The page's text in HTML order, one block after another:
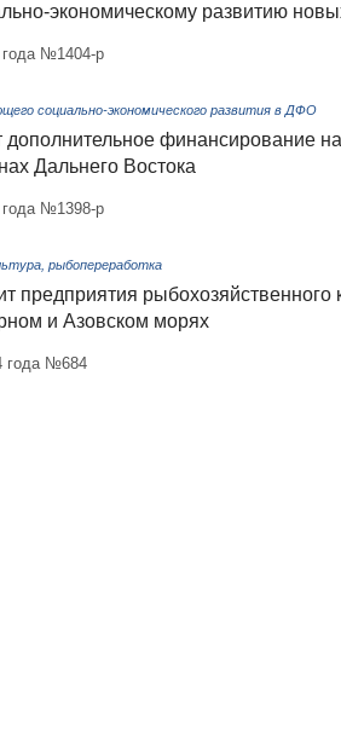
экономическому развитию
года №1404-р
социально-экономического развития в ДФО
дополнительное финансирование
Дальнего Востока
года №1398-р
рыбопереработка
предприятия рыбохозяйственного
и Азовском морях
года №684